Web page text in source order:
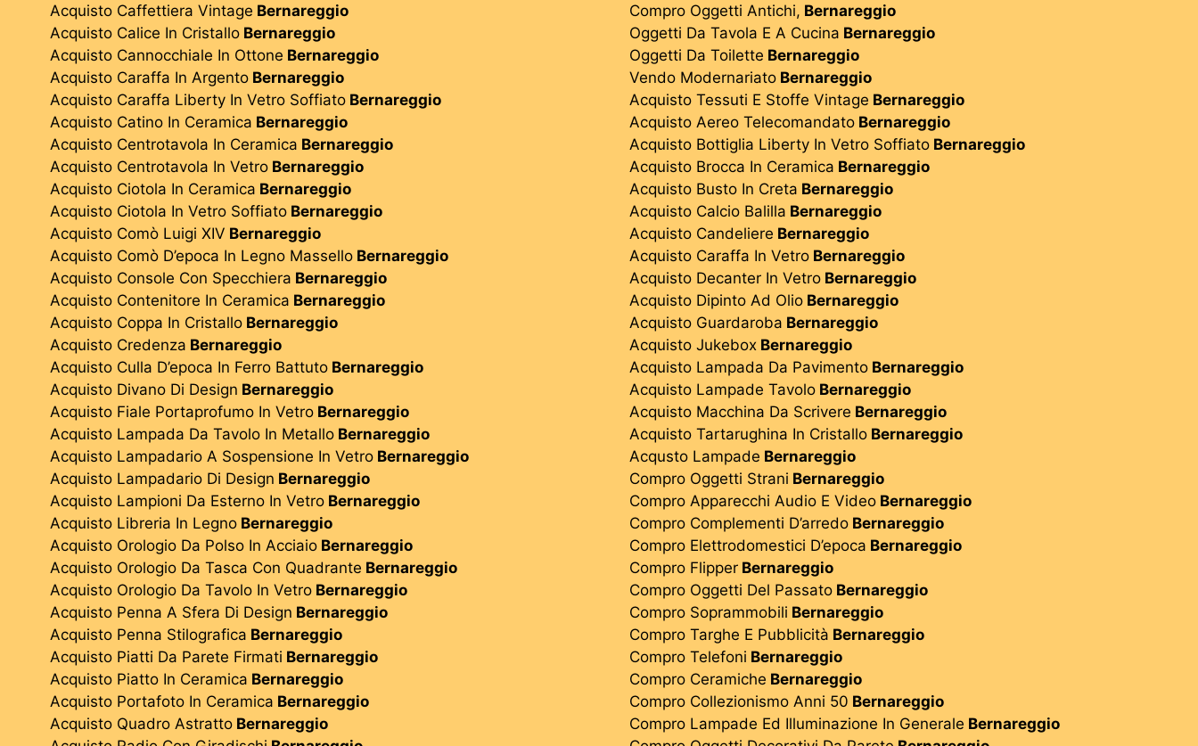
Acquisto Caffettiera Vintage Bernareggio
Acquisto Calice In Cristallo Bernareggio
Acquisto Cannocchiale In Ottone Bernareggio
Acquisto Caraffa In Argento Bernareggio
Acquisto Caraffa Liberty In Vetro Soffiato Bernareggio
Acquisto Catino In Ceramica Bernareggio
Acquisto Centrotavola In Ceramica Bernareggio
Acquisto Centrotavola In Vetro Bernareggio
Acquisto Ciotola In Ceramica Bernareggio
Acquisto Ciotola In Vetro Soffiato Bernareggio
Acquisto Comò Luigi XIV Bernareggio
Acquisto Comò D’epoca In Legno Massello Bernareggio
Acquisto Console Con Specchiera Bernareggio
Acquisto Contenitore In Ceramica Bernareggio
Acquisto Coppa In Cristallo Bernareggio
Acquisto Credenza Bernareggio
Acquisto Culla D’epoca In Ferro Battuto Bernareggio
Acquisto Divano Di Design Bernareggio
Acquisto Fiale Portaprofumo In Vetro Bernareggio
Acquisto Lampada Da Tavolo In Metallo Bernareggio
Acquisto Lampadario A Sospensione In Vetro Bernareggio
Acquisto Lampadario Di Design Bernareggio
Acquisto Lampioni Da Esterno In Vetro Bernareggio
Acquisto Libreria In Legno Bernareggio
Acquisto Orologio Da Polso In Acciaio Bernareggio
Acquisto Orologio Da Tasca Con Quadrante Bernareggio
Acquisto Orologio Da Tavolo In Vetro Bernareggio
Acquisto Penna A Sfera Di Design Bernareggio
Acquisto Penna Stilografica Bernareggio
Acquisto Piatti Da Parete Firmati Bernareggio
Acquisto Piatto In Ceramica Bernareggio
Acquisto Portafoto In Ceramica Bernareggio
Acquisto Quadro Astratto Bernareggio
Compro Oggetti Antichi, Bernareggio
Oggetti Da Tavola E A Cucina Bernareggio
Oggetti Da Toilette Bernareggio
Vendo Modernariato Bernareggio
Acquisto Tessuti E Stoffe Vintage Bernareggio
Acquisto Aereo Telecomandato Bernareggio
Acquisto Bottiglia Liberty In Vetro Soffiato Bernareggio
Acquisto Brocca In Ceramica Bernareggio
Acquisto Busto In Creta Bernareggio
Acquisto Calcio Balilla Bernareggio
Acquisto Candeliere Bernareggio
Acquisto Caraffa In Vetro Bernareggio
Acquisto Decanter In Vetro Bernareggio
Acquisto Dipinto Ad Olio Bernareggio
Acquisto Guardaroba Bernareggio
Acquisto Jukebox Bernareggio
Acquisto Lampada Da Pavimento Bernareggio
Acquisto Lampade Tavolo Bernareggio
Acquisto Macchina Da Scrivere Bernareggio
Acquisto Tartarughina In Cristallo Bernareggio
Acqusto Lampade Bernareggio
Compro Oggetti Strani Bernareggio
Compro Apparecchi Audio E Video Bernareggio
Compro Complementi D’arredo Bernareggio
Compro Elettrodomestici D’epoca Bernareggio
Compro Flipper Bernareggio
Compro Oggetti Del Passato Bernareggio
Compro Soprammobili Bernareggio
Compro Targhe E Pubblicità Bernareggio
Compro Telefoni Bernareggio
Compro Ceramiche Bernareggio
Compro Collezionismo Anni 50 Bernareggio
Compro Lampade Ed Illuminazione In Generale Bernareggio